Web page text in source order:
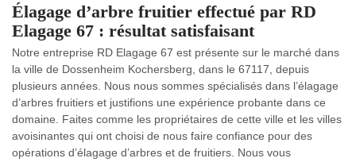
Élagage d’arbre fruitier effectué par RD
Elagage 67 : résultat satisfaisant
Notre entreprise RD Elagage 67 est présente sur le marché dans
la ville de Dossenheim Kochersberg, dans le 67117, depuis
plusieurs années. Nous nous sommes spécialisés dans l’élagage
d’arbres fruitiers et justifions une expérience probante dans ce
domaine. Faites comme les propriétaires de cette ville et les villes
avoisinantes qui ont choisi de nous faire confiance pour des
opérations d’élagage d’arbres et de fruitiers. Nous vous